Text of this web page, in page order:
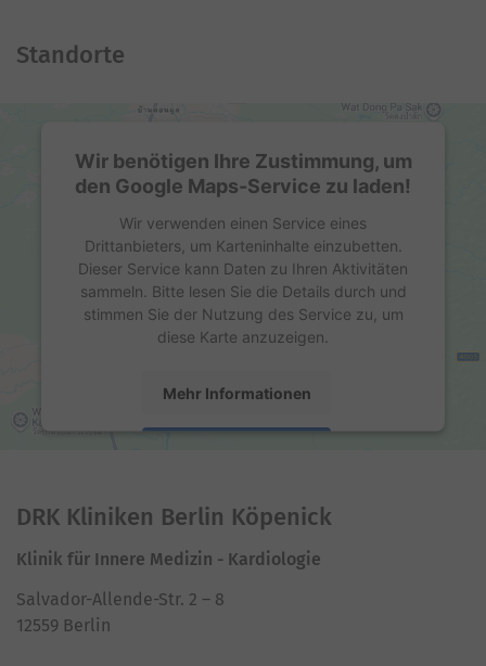
Standorte
Wir benötigen Ihre Zustimmung, um
den Google Maps-Service zu laden!
Wir verwenden einen Service eines
Drittanbieters, um Karteninhalte einzubetten.
Dieser Service kann Daten zu Ihren Aktivitäten
sammeln. Bitte lesen Sie die Details durch und
stimmen Sie der Nutzung des Service zu, um
diese Karte anzuzeigen.
Mehr Informationen
Platform
DRK Kliniken Berlin Köpenick
Klinik für Innere Medizin - Kardiologie
Salvador-Allende-Str. 2 – 8
12559 Berlin